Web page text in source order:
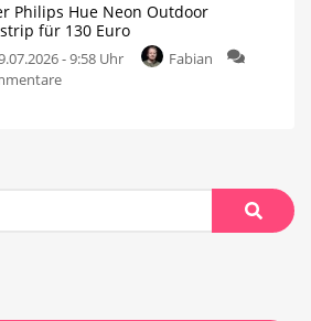
Philips Hue Neon Outdoor
für 130 Euro
- 9:58 Uhr
Fabian